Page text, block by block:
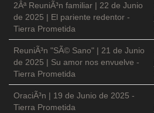
2Âª ReuniÃ³n familiar | 22 de Junio
de 2025 | El pariente redentor -
Tierra Prometida
ReuniÃ³n "SÃ© Sano" | 21 de Junio
de 2025 | Su amor nos envuelve -
Tierra Prometida
OraciÃ³n | 19 de Junio de 2025 -
Tierra Prometida